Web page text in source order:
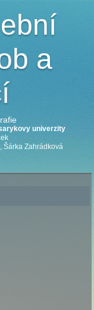
a
univerzity
Šárka Zahrádková